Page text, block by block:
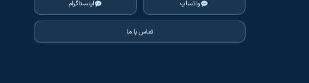
واتساپ اینستاگرام
تماس با ما